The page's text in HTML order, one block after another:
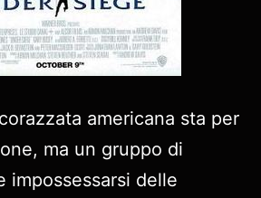
americana sta per
ma un gruppo di
impossessarsi delle